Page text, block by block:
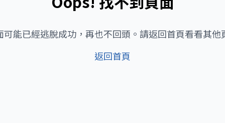
可能已經逃脫成功，再也不回頭。請返回首頁看看其他
返回首頁